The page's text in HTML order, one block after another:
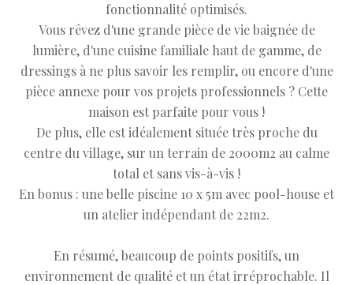
fonctionnalité optimisés.
Vous rêvez d'une grande pièce de vie baignée de
lumière, d'une cuisine familiale haut de gamme, de
dressings à ne plus savoir les remplir, ou encore d'une
pièce annexe pour vos projets professionnels ? Cette
maison est parfaite pour vous !
De plus, elle est idéalement située très proche du
centre du village, sur un terrain de 2000m2 au calme
total et sans vis-à-vis !
En bonus : une belle piscine 10 x 5m avec pool-house et
un atelier indépendant de 22m2.
En résumé, beaucoup de points positifs, un
environnement de qualité et un état irréprochable. Il